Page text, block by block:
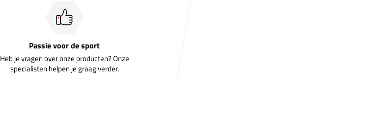
Passie voor de sport
Heb je vragen over onze producten? Onze
specialisten helpen je graag verder.